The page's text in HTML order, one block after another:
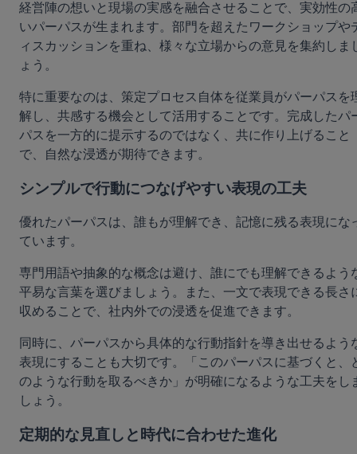
経営陣の想いと現場の実感を融合させることで、実効性の
いパーパスが生まれます。部門を超えたワークショップや
ィスカッションを重ね、様々な立場からの意見を集約しま
ょう。
特に重要なのは、策定プロセス自体を従業員がパーパスを
解し、共感する機会として活用することです。完成したパ
パスを一方的に提示するのではなく、共に作り上げること
で、自然な浸透が期待できます。
シンプルで行動につなげやすい表現の工夫
優れたパーパスは、誰もが理解でき、記憶に残る表現にな
ています。
専門用語や抽象的な概念は避け、誰にでも理解できるよう
平易な言葉を選びましょう。また、一文で表現できる長さ
収めることで、社内外での浸透を促進できます。
同時に、パーパスから具体的な行動指針を導き出せるよう
表現にすることも大切です。「このパーパスに基づくと、
のような行動を取るべきか」が明確になるような工夫をし
しょう。
定期的な見直しと時代に合わせた進化